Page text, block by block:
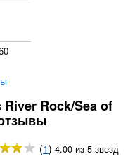
Rock/Sea of
(1)4.00 из 5 звезд